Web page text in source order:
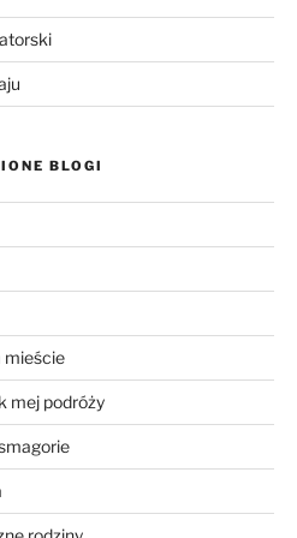
BLOGI
mieście
mej podróży